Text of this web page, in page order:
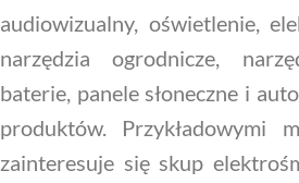
audiowizualny, oświetlenie,
narzędzia ogrodnicze,
baterie, panele słoneczne i
produktów. Przykładowymi
zainteresuje się skup